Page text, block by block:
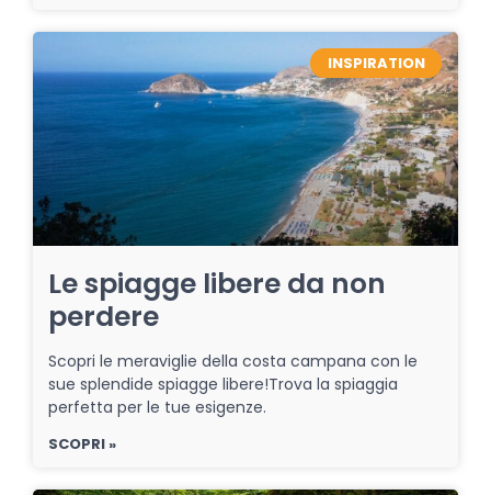
INSPIRATION
Le spiagge libere da non
perdere
Scopri le meraviglie della costa campana con le
sue splendide spiagge libere!Trova la spiaggia
perfetta per le tue esigenze.
SCOPRI »